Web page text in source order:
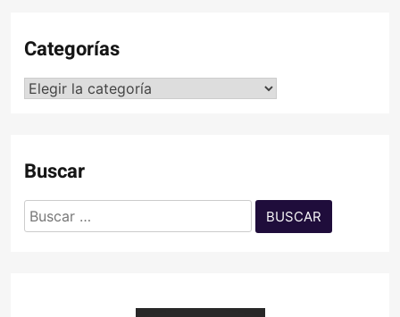
Categorías
Categorías
Buscar
Buscar: